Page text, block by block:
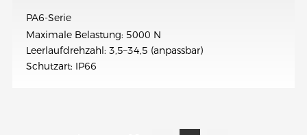
PA6-Serie
Maximale Belastung: 5000 N
Leerlaufdrehzahl: 3,5–34,5 (anpassbar)
Schutzart: IP66